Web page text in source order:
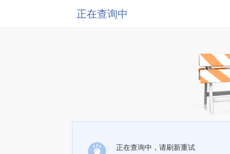
正在查询中
正在查询中，请刷新重试